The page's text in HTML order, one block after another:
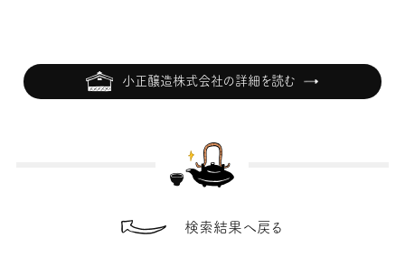
小正醸造株式会社の詳細を読む
検索結果へ戻る